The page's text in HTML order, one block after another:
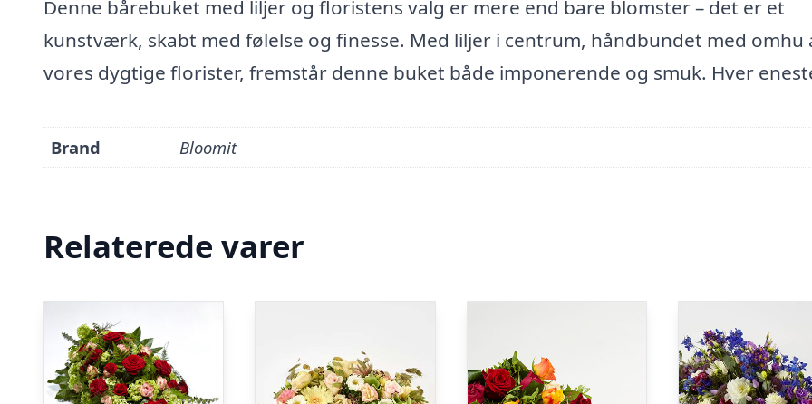
Denne bårebuket med liljer og floristens valg er mere end bare blomster – det er et
kunstværk, skabt med følelse og finesse. Med liljer i centrum, håndbundet med omhu
vores dygtige florister, fremstår denne buket både imponerende og smuk. Hver
Brand Bloomit
Relaterede varer